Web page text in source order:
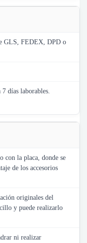
GLS, FEDEX, DPD o
días laborables.
con la placa, donde se
de los accesorios
originales del
y puede realizarlo
ni realizar